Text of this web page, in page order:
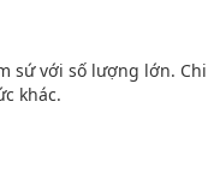
sứ với số lượng lớn. Chi
khác.